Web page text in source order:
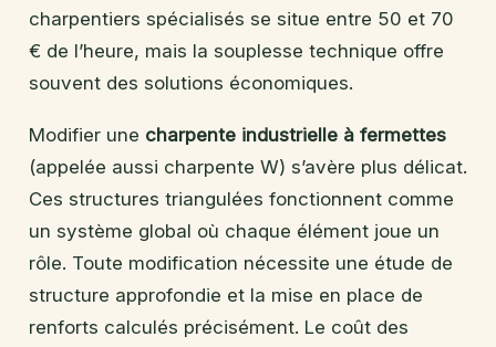
charpentiers spécialisés se situe entre 50 et 70
€ de l’heure, mais la souplesse technique offre
souvent des solutions économiques.
Modifier une charpente industrielle à fermettes
(appelée aussi charpente W) s’avère plus délicat.
Ces structures triangulées fonctionnent comme
un système global où chaque élément joue un
rôle. Toute modification nécessite une étude de
structure approfondie et la mise en place de
renforts calculés précisément. Le coût des